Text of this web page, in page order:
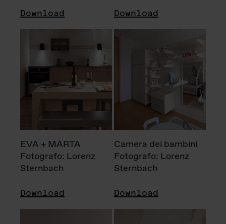
Download Download
EVA + MARTA
Fotografo: Lorenz
Sternbach
Download
Camera dei bambini
Fotografo: Lorenz
Sternbach
Download